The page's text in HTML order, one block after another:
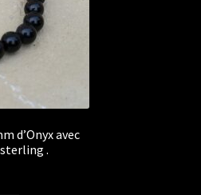
d’Onyx avec
.